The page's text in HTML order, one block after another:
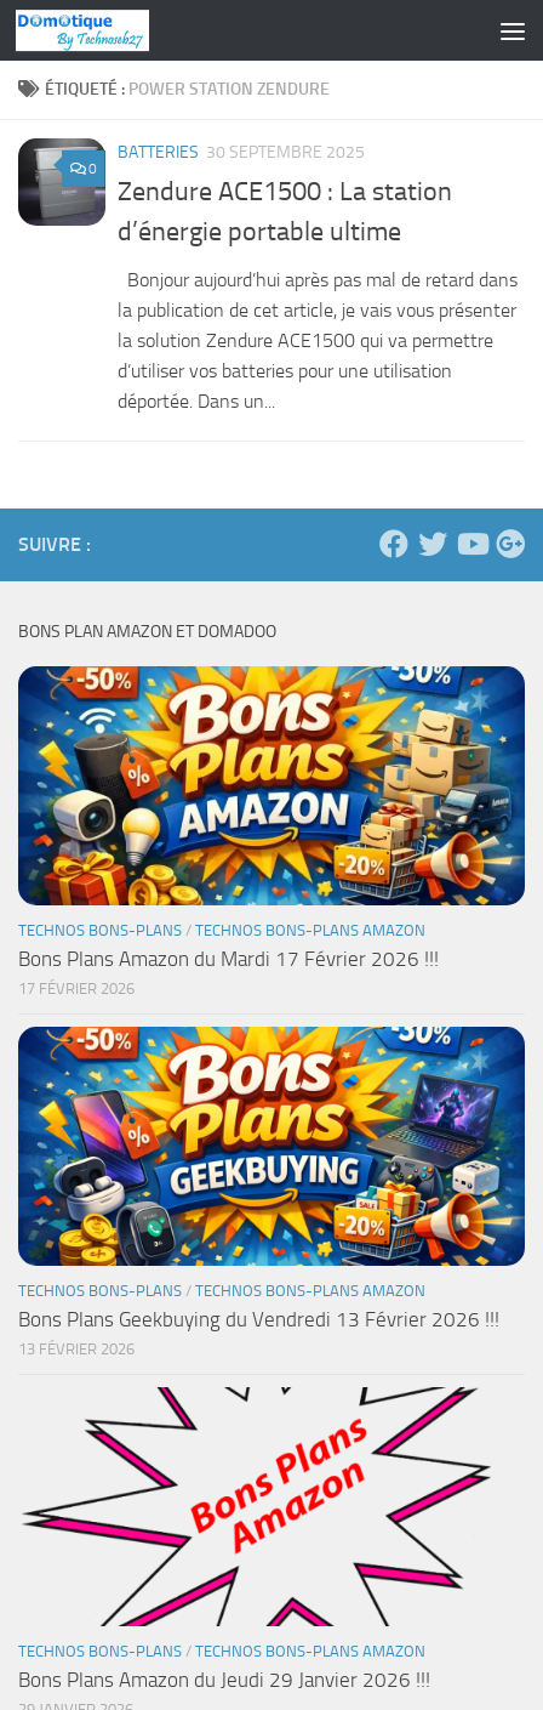
Skip to content
ÉTIQUETÉ : POWER STATION ZENDURE
0
BATTERIES 30 SEPTEMBRE 2025
Zendure ACE1500 : La station
d’énergie portable ultime
Bonjour aujourd’hui après pas mal de retard dans
la publication de cet article, je vais vous présenter
la solution Zendure ACE1500 qui va permettre
d’utiliser vos batteries pour une utilisation
déportée. Dans un...
SUIVRE :
BONS PLAN AMAZON ET DOMADOO
TECHNOS BONS-PLANS / TECHNOS BONS-PLANS AMAZON
Bons Plans Amazon du Mardi 17 Février 2026 !!!
17 FÉVRIER 2026
TECHNOS BONS-PLANS / TECHNOS BONS-PLANS AMAZON
Bons Plans Geekbuying du Vendredi 13 Février 2026 !!!
13 FÉVRIER 2026
TECHNOS BONS-PLANS / TECHNOS BONS-PLANS AMAZON
Bons Plans Amazon du Jeudi 29 Janvier 2026 !!!